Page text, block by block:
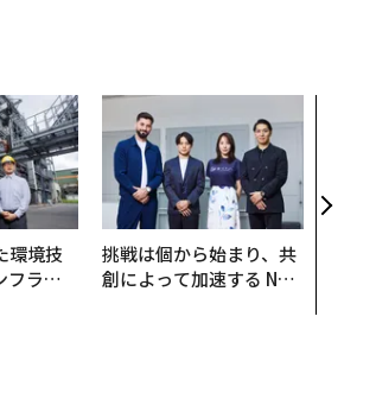
環境技
フラを
挑戦は個から始まり、共
創によって加速する NOR
くり方